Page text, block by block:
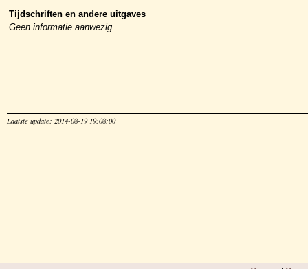
Tijdschriften en andere uitgaves
Geen informatie aanwezig
Laatste update: 2014-08-19 19:08:00